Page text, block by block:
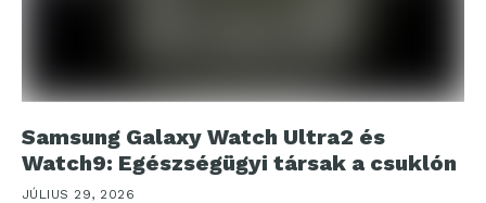
Samsung Galaxy Watch Ultra2 és
Watch9: Egészségügyi társak a csuklón
JÚLIUS 29, 2026